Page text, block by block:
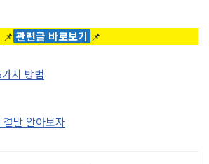
📌 관련글 바로보기 📌
지 방법
결말 알아보자